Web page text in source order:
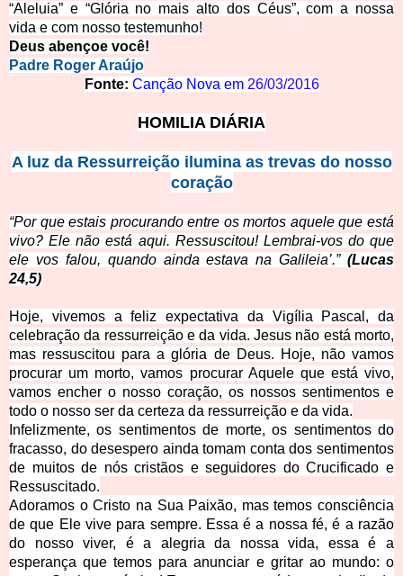
“Aleluia” e “Glória no mais alto dos Céus”, com a nossa
vida e com nosso testemunho!
Deus abençoe você!
Padre Roger Araújo
Fonte: Canção Nova em 26/03/2016
HOMILIA DIÁRIA
A luz da Ressurreição ilumina as trevas do nosso
coração
“Por que estais procurando entre os mortos aquele que está
vivo? Ele não está aqui. Ressuscitou! Lembrai-vos do que
ele vos falou, quando ainda estava na Galileia’.” (Lucas
24,5)
Hoje, vivemos a feliz expectativa da Vigília Pascal, da
celebração da ressurreição e da vida. Jesus não está morto,
mas ressuscitou para a glória de Deus. Hoje, não vamos
procurar um morto, vamos procurar Aquele que está vivo,
vamos encher o nosso coração, os nossos sentimentos e
todo o nosso ser da certeza da ressurreição e da vida.
Infelizmente, os sentimentos de morte, os sentimentos do
fracasso, do desespero ainda tomam conta dos sentimentos
de muitos de nós cristãos e seguidores do Crucificado e
Ressuscitado.
Adoramos o Cristo na Sua Paixão, mas temos consciência
de que Ele vive para sempre. Essa é a nossa fé, é a razão
do nosso viver, é a alegria da nossa vida, essa é a
esperança que temos para anunciar e gritar ao mundo: o